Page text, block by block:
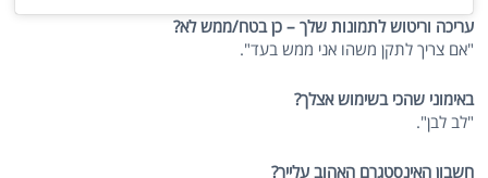
עריכה וריטוש לתמונות שלך – כן בטח/ממש לא?
"אם צריך לתקן משהו אני ממש בעד".
באימוני שהכי בשימוש אצלך?
"לב לבן".
חשבון האינסטגרם האהוב עלייך?